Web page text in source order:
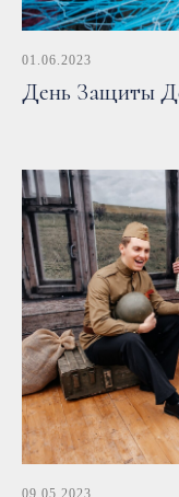
01.06.2023
День Защиты
09.05.2023